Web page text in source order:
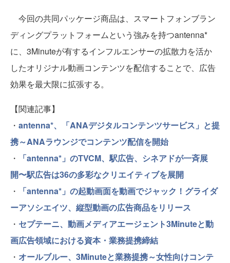
今回の共同パッケージ商品は、スマートフォンブラン
ディングプラットフォームという強みを持つantenna*
に、3Minuteが有するインフルエンサーの拡散力を活か
したオリジナル動画コンテンツを配信することで、広告
効果を最大限に拡張する。
【関連記事】
・ antenna*、「ANAデジタルコンテンツサービス」と提
携～ANAラウンジでコンテンツ配信を開始
・
「antenna*」のTVCM、駅広告、シネアドが一斉展
開〜駅広告は36の多彩なクリエイティブを展開
・
「antenna*」の起動画面を動画でジャック！グライダ
ーアソシエイツ、縦型動画の広告商品をリリース
・ セプテーニ、動画メディアエージェント3Minuteと動
画広告領域における資本・業務提携締結
・ オールブルー、3Minuteと業務提携～女性向けコンテ